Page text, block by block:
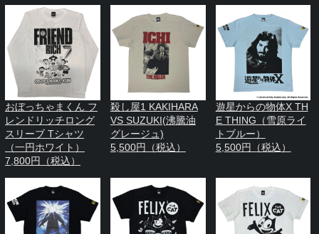
おぼっちゃまくん フ
レンドリッチロング
スリーブ Tシャツ
（一円ホワイト）
7,800円（税込）
殺し屋1 KAKIHARA
VS SUZUKI(沸騰油
グレージュ)
5,500円（税込）
遊星からの物体X TH
E THING（雪原ライ
トブルー）
5,500円（税込）